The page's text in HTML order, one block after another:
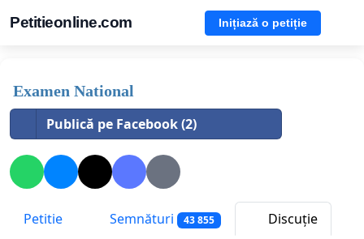
Petitieonline.com Inițiază o petiție
Examen National
Publică pe Facebook (2)
Petitie Semnături 43 855
Discuție